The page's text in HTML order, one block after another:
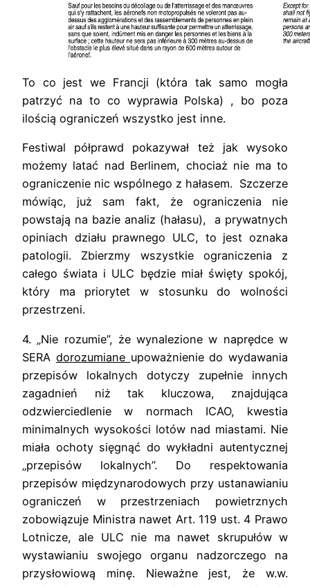
To co jest we Francji (która tak samo mogła
patrzyć na to co wyprawia Polska) , bo poza
ilością ograniczeń wszystko jest inne.
Festiwal półprawd pokazywał też jak wysoko
możemy latać nad Berlinem, chociaż nie ma to
ograniczenie nic wspólnego z hałasem. Szczerze
mówiąc, już sam fakt, że ograniczenia nie
powstają na bazie analiz (hałasu), a prywatnych
opiniach działu prawnego ULC, to jest oznaka
patologii. Zbierzmy wszystkie ograniczenia z
całego świata i ULC będzie miał święty spokój,
który ma priorytet w stosunku do wolności
przestrzeni.
4. „Nie rozumie”, że wynalezione w naprędce w
SERA dorozumiane upoważnienie do wydawania
przepisów lokalnych dotyczy zupełnie innych
zagadnień niż tak kluczowa, znajdująca
odzwierciedlenie w normach ICAO, kwestia
minimalnych wysokości lotów nad miastami. Nie
miała ochoty sięgnąć do wykładni autentycznej
„przepisów lokalnych”. Do respektowania
przepisów międzynarodowych przy ustanawianiu
ograniczeń w przestrzeniach powietrznych
zobowiązuje Ministra nawet Art. 119 ust. 4 Prawo
Lotnicze, ale ULC nie ma nawet skrupułów w
wystawianiu swojego organu nadzorczego na
przysłowiową minę. Nieważne jest, że w.w.